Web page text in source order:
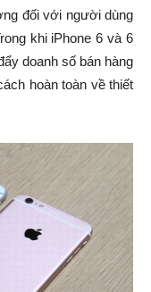
đối với người dùng
khi iPhone 6 và 6
doanh số bán hàng
hoàn toàn về thiết